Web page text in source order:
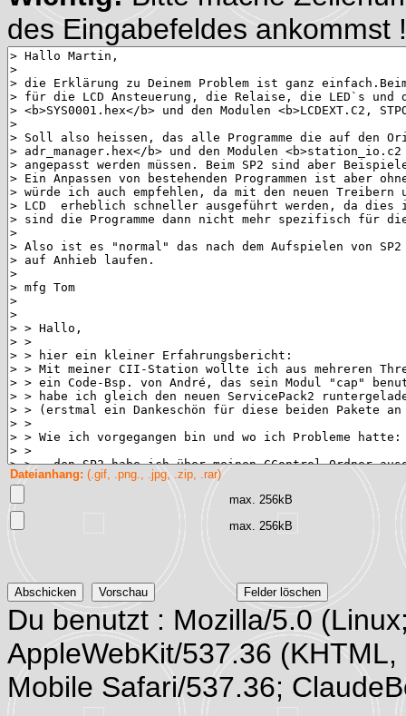
des Eingabefeldes
Dateianhang: (.gif, .png., .jpg, .zip, .rar)
max. 256kB
max. 256kB
Du benutzt : Mozilla/5.0
AppleWebKit/537.36
Mobile Safari/537.36;